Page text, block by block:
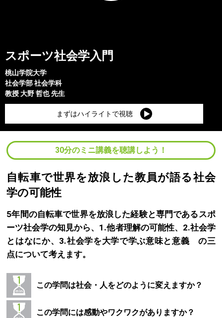
スポーツ社会学入門
桃山学院大学
社会学部社会学科
教授大野 哲也先生
まずはハイライトで視聴
30分のミニ講義を聴講しよう！
自転車で世界を放浪した教員が語る社会
学の可能性
5年間の自転車で世界を放浪した経験と専門であるスポ
ーツ社会学の知見から、1.他者理解の可能性、2.社会学
とはなにか、3.社会学を大学で学ぶ意味と意義 の三
点について考えます。
この学問は社会・人をどのように変えますか？
この学問には感動やワクワクがありますか？